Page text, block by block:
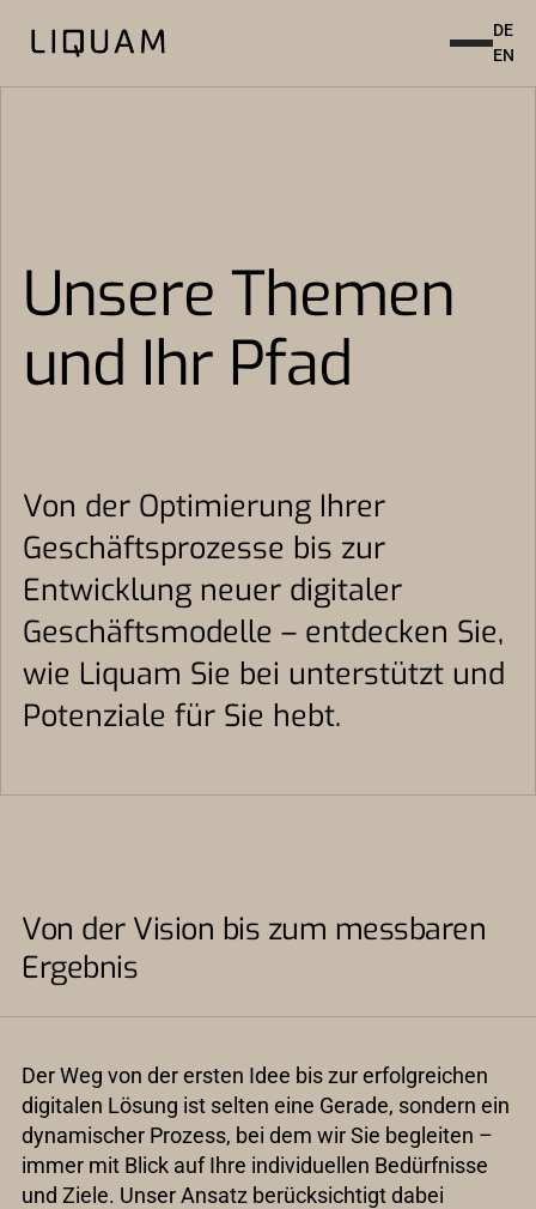
DE
EN
Unsere Themen
und Ihr Pfad
Von der Optimierung Ihrer
Geschäftsprozesse bis zur
Entwicklung neuer digitaler
Geschäftsmodelle – entdecken Sie,
wie Liquam Sie bei unterstützt und
Potenziale für Sie hebt.
Von der Vision bis zum messbaren
Ergebnis
Der Weg von der ersten Idee bis zur erfolgreichen
digitalen Lösung ist selten eine Gerade, sondern ein
dynamischer Prozess, bei dem wir Sie begleiten –
immer mit Blick auf Ihre individuellen Bedürfnisse
und Ziele. Unser Ansatz berücksichtigt dabei